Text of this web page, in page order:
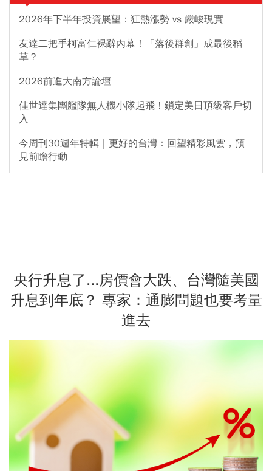
2026年下半年投資展望：狂熱漲勢 vs 嚴峻現實
友達二把手柯富仁裸辭內幕！「落後群創」成最後稻
草？
2026前進大南方論壇
佳世達集團艦隊無人機小隊起飛！鎖定美日頂級客戶切
入
今周刊30週年特輯｜更好的台灣：回望精彩風雲，預
見前瞻行動
央行升息了...房價會大跌、台灣隨美國
升息到年底？ 專家：通膨問題也要考量
進去